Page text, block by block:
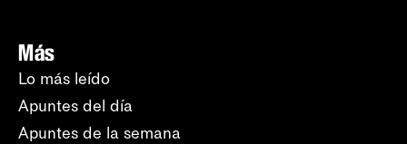
Más
Lo más leído
Apuntes del día
Apuntes de la semana